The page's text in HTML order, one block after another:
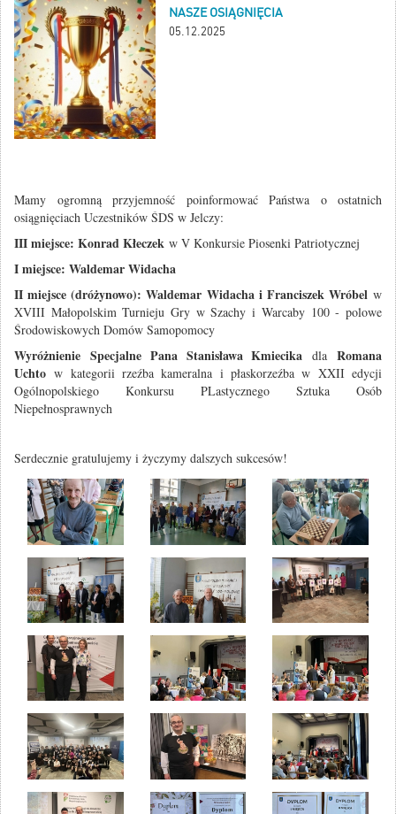
NASZE OSIĄGNIĘCIA
05.12.2025
Mamy ogromną przyjemność poinformować Państwa o ostatnich
osiągnięciach Uczestników ŚDS w Jelczy:
III miejsce: Konrad Kłeczek w V Konkursie Piosenki Patriotycznej
I miejsce: Waldemar Widacha
II miejsce (dróżynowo): Waldemar Widacha i Franciszek Wróbelw
XVIII Małopolskim Turnieju Gry w Szachy i Warcaby 100 - polowe
Środowiskowych Domów Samopomocy
Wyróżnienie Specjalne Pana Stanisława Kmiecika dlaRomana
Uchto w kategorii rzeźba kameralna i płaskorzeźba w XXII edycji
Ogólnopolskiego Konkursu PLastycznego Sztuka Osób
Niepełnosprawnych
Serdecznie gratulujemy i życzymy dalszych sukcesów!